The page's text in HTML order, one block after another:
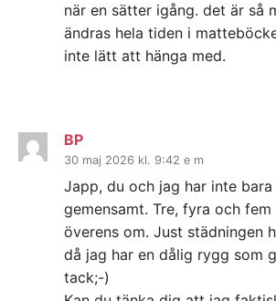
när en sätter igång. det är så
ändras hela tiden i
inte lätt att hänga med.
BP
30 maj 2026 kl. 9:42 e m
Japp, du och jag har inte
gemensamt. Tre, fyra och
överens om. Just städningen
då jag har en dålig rygg som
tack;-)